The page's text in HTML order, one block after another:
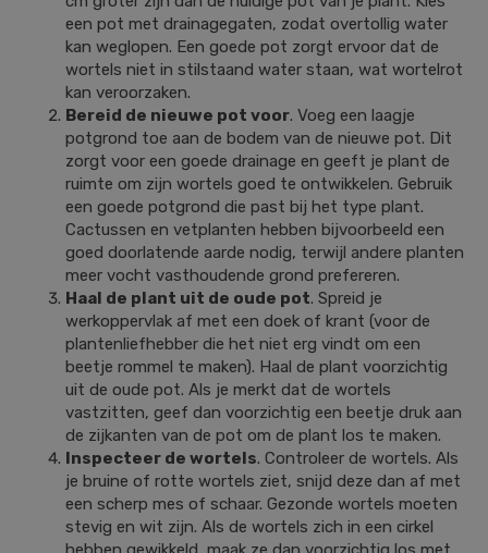
een pot met drainagegaten, zodat overtollig water
kan weglopen. Een goede pot zorgt ervoor dat de
wortels niet in stilstaand water staan, wat wortelrot
kan veroorzaken.
Bereid de nieuwe pot voor. Voeg een laagje
potgrond toe aan de bodem van de nieuwe pot. Dit
zorgt voor een goede drainage en geeft je plant de
ruimte om zijn wortels goed te ontwikkelen. Gebruik
een goede potgrond die past bij het type plant.
Cactussen en vetplanten hebben bijvoorbeeld een
goed doorlatende aarde nodig, terwijl andere planten
meer vocht vasthoudende grond prefereren.
Haal de plant uit de oude pot. Spreid je
werkoppervlak af met een doek of krant (voor de
plantenliefhebber die het niet erg vindt om een
beetje rommel te maken). Haal de plant voorzichtig
uit de oude pot. Als je merkt dat de wortels
vastzitten, geef dan voorzichtig een beetje druk aan
de zijkanten van de pot om de plant los te maken.
Inspecteer de wortels. Controleer de wortels. Als
je bruine of rotte wortels ziet, snijd deze dan af met
een scherp mes of schaar. Gezonde wortels moeten
stevig en wit zijn. Als de wortels zich in een cirkel